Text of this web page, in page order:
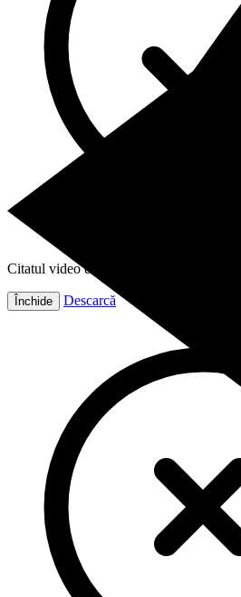
Citatul video este gata!
Închide Descarcă